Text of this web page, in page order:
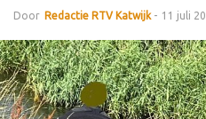
Door Redactie RTV Katwijk - 11 juli